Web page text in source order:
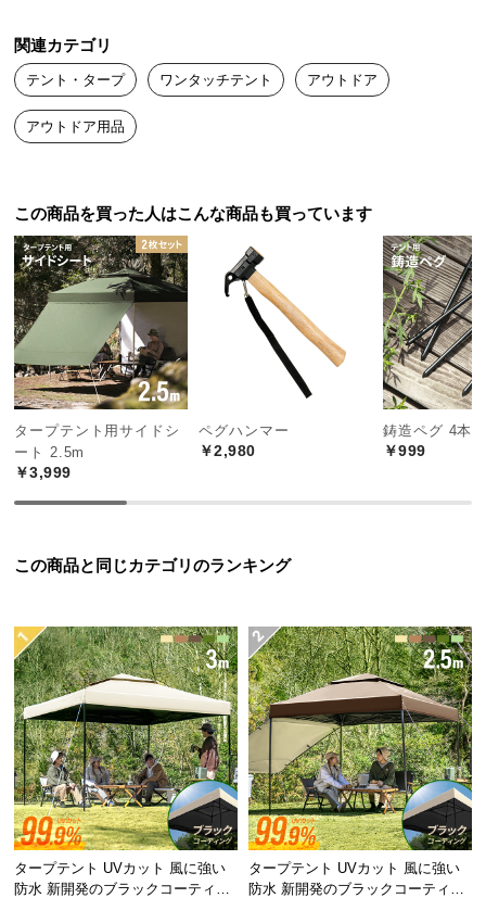
型
商
品
の
配
つ
い
て
小
品
の
配
送
に
つ
て
梱
設
置
サ
ー
ビ
ス
に
つ
い
て
関連カテゴリ
テント・タープ ワンタッチテント アウトドア
アウトドア用品
この商品を買った人はこんな商品も買っています
タープテント用サイドシ
ート 2.5m
￥3,999
ペグハンマー
￥2,980
鋳造ペグ 4本
￥999
この商品と同じカテゴリのランキング
タープテント UVカット 風に強い
防水 新開発のブラックコーティン
タープテント UVカット 風に強い
防水 新開発のブラックコーティン